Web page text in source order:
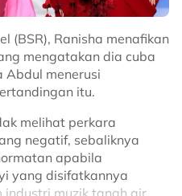
sebelum ini.
ini bila tidak menjalani
menyanyi. Saya tahu
yang
bersiaran secara
(BSR), Ranisha menafikan
mengatakan dia cuba
Abdul menerusi
itu.
melihat perkara
negatif, sebaliknya
apabila
yang disifatkannya
muzik tanah air.